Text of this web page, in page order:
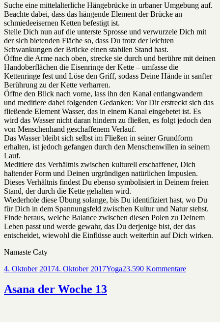
Suche eine mittelalterliche Hängebrücke in urbaner Umgebung auf.
Beachte dabei, dass das hängende Element der Brücke an
schmiedeeisernen Ketten befestigt ist.
Stelle Dich nun auf die unterste Sprosse und verwurzele Dich mit
der sich bietenden Fläche so, dass Du trotz der leichten
Schwankungen der Brücke einen stabilen Stand hast.
Öffne die Arme nach oben, strecke sie durch und berühre mit deinen
Handoberflächen die Eisenringe der Kette – umfasse die
Kettenringe fest und Löse den Griff, sodass Deine Hände in sanfter
Berührung zu der Kette verharren.
Öffne den Blick nach vorne, lass ihn den Kanal entlangwandern
und meditiere dabei folgenden Gedanken: Vor Dir erstreckt sich das
fließende Element Wasser, das in einem Kanal eingebetet ist. Es
wird das Wasser nicht daran hindern zu fließen, es folgt jedoch den
von Menschenhand geschaffenem Verlauf.
Das Wasser bleibt sich selbst im Fließen in seiner Grundform
erhalten, ist jedoch gefangen durch den Menschenwillen in seinem
Lauf.
Meditiere das Verhältnis zwischen kulturell erschaffener, Dich
haltender Form und Deinen urgründigen natürlichen Impuslen.
Dieses Verhältnis findest Du ebenso symbolisiert in Deinem freien
Stand, der durch die Kette gehalten wird.
Wiederhole diese Übung solange, bis Du identifiziert hast, wo Du
für Dich in dem Spannungsfeld zwischen Kultur und Natur stehst.
Finde heraus, welche Balance zwischen diesen Polen zu Deinem
Leben passt und werde gewahr, das Du derjenige bist, der das
entscheidet, wiewohl die Einflüsse auch weiterhin auf Dich wirken.
Namaste Caty
Veröffentlicht
4. Oktober 20174. Oktober 2017Kategorien
Yoga23.590 Kommentarezu
Asana der Woche 13